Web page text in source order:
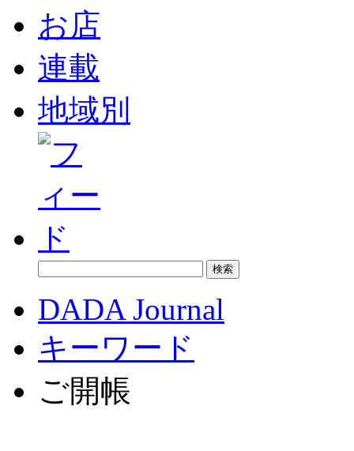
お店
連載
地域別
DADA Journal
キーワード
ご開帳